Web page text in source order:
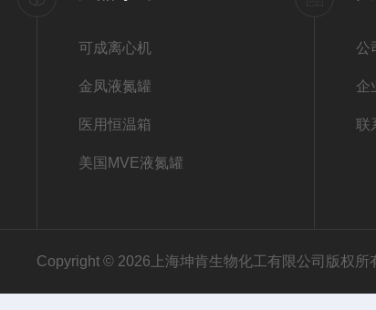
可成离心机
金凤液氮罐
医用恒温箱
美国MVE液氮罐
公
企
联
Copyright © 2026上海坤肯生物化工有限公司版权